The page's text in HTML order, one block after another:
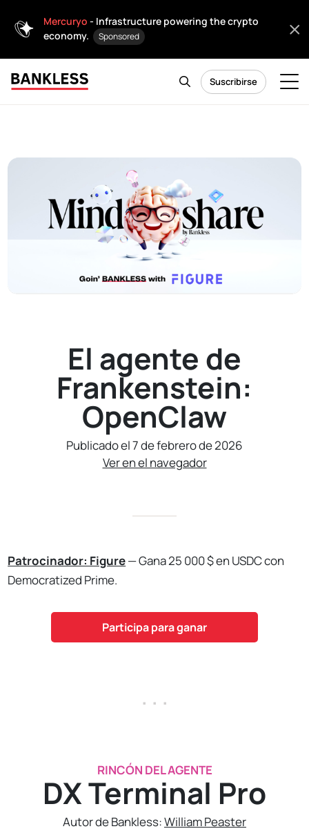
Mercuryo - Infrastructure powering the crypto
economy.
Sponsored
Suscribirse
El agente de
Frankenstein:
OpenClaw
Publicado el 7 de febrero de 2026
Ver en el navegador
Patrocinador: Figure— Gana 25 000 $ en USDC con
Democratized Prime.
Participa para ganar
. . .
RINCÓN DEL AGENTE
DX Terminal Pro
Autor de Bankless:William Peaster